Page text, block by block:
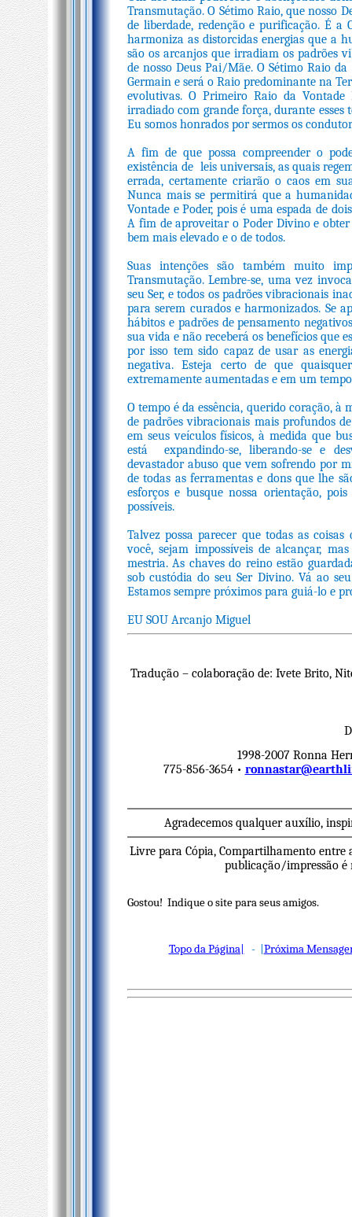
Transmutação. O Sétimo Raio, que nosso
de liberdade, redenção e purificação. É
harmoniza as distorcidas energias que a
são os arcanjos que irradiam os padrões
de nosso Deus Pai/Mãe. O Sétimo Raio
Germain e será o Raio predominante na
evolutivas. O Primeiro Raio da
irradiado com grande força, durante esses
Eu somos honrados por sermos os
A fim de que possa compreender o
existência de leis universais, as quais
errada, certamente criarão o caos em
Nunca mais se permitirá que a
Vontade e Poder, pois é uma espada de
A fim de aproveitar o Poder Divino e obter
bem mais elevado e o de todos.
Suas intenções são também muito
Transmutação. Lembre-se, uma vez
seu Ser, e todos os padrões vibracionais
para serem curados e harmonizados. Se
hábitos e padrões de pensamento
sua vida e não receberá os benefícios que
por isso tem sido capaz de usar as
negativa. Esteja certo de que
extremamente aumentadas e em um
O tempo é da essência, querido coração,
de padrões vibracionais mais profundos
em seus veículos físicos, à medida que
está expandindo-se, liberando-se e
devastador abuso que vem sofrendo por
de todas as ferramentas e dons que lhe
esforços e busque nossa orientação,
possíveis.
Talvez possa parecer que todas as
você, sejam impossíveis de alcançar,
mestria. As chaves do reino estão
sob custódia do seu Ser Divino. Vá ao
Estamos sempre próximos para guiá-lo e
EU SOU Arcanjo Miguel
Tradução – colaboração de: Ivete Brito,
1998-2007 Ronna
775-856-3654 •
Agradecemos qualquer auxílio,
Livre para Cópia, Compartilhamento entre
publicação/impressão é
Gostou! Indique o site para seus amigos.
Topo da Página| - Próxima